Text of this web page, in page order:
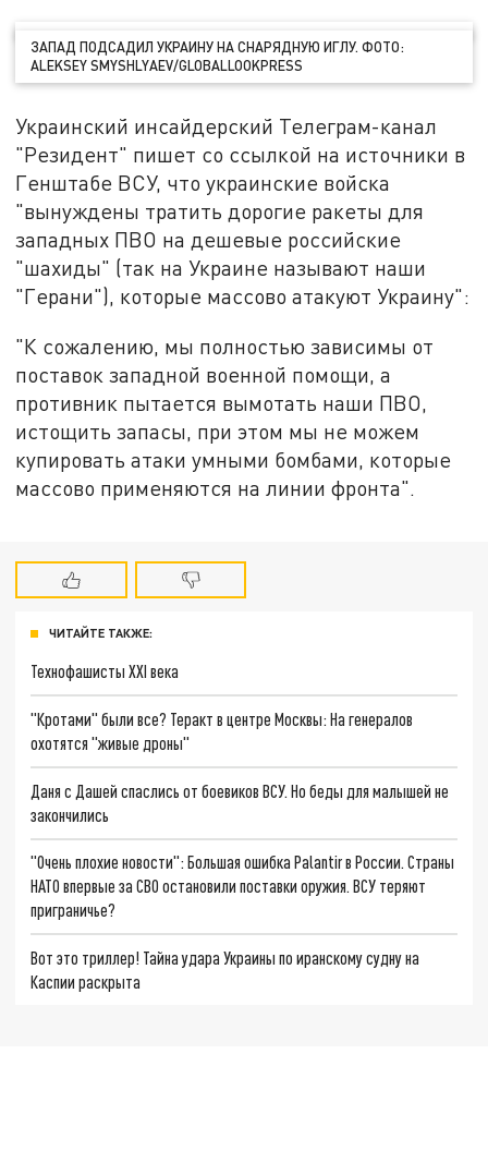
ЗАПАД ПОДСАДИЛ УКРАИНУ НА СНАРЯДНУЮ ИГЛУ. ФОТО:
ALEKSEY SMYSHLYAEV/GLOBALLOOKPRESS
Украинский инсайдерский Телеграм-канал
"Резидент" пишет со ссылкой на источники в
Генштабе ВСУ, что украинские войска
"вынуждены тратить дорогие ракеты для
западных ПВО на дешевые российские
"шахиды" (так на Украине называют наши
"Герани"), которые массово атакуют Украину":
"К сожалению, мы полностью зависимы от
поставок западной военной помощи, а
противник пытается вымотать наши ПВО,
истощить запасы, при этом мы не можем
купировать атаки умными бомбами, которые
массово применяются на линии фронта".
ЧИТАЙТЕ ТАКЖЕ:
Технофашисты XXI века
"Кротами" были все? Теракт в центре Москвы: На генералов
охотятся "живые дроны"
Даня с Дашей спаслись от боевиков ВСУ. Но беды для малышей не
закончились
"Очень плохие новости": Большая ошибка Palantir в России. Страны
НАТО впервые за СВО остановили поставки оружия. ВСУ теряют
приграничье?
Вот это триллер! Тайна удара Украины по иранскому судну на
Каспии раскрыта